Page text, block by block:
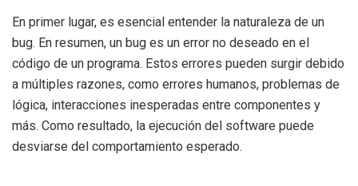
En primer lugar, es esencial entender la naturaleza de un
bug. En resumen, un bug es un error no deseado en el
código de un programa. Estos errores pueden surgir debido
a múltiples razones, como errores humanos, problemas de
lógica, interacciones inesperadas entre componentes y
más. Como resultado, la ejecución del software puede
desviarse del comportamiento esperado.